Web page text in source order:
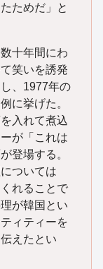
ためだ」と
十年間にわ
笑いを誘発
、1977年の
に挙げた。
入れて煮込
が「これは
登場する。
ついては
れることで
が韓国とい
ィティーを
えたとい